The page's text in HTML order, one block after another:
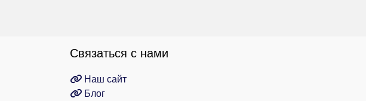
Связаться с нами
Наш сайт
Блог